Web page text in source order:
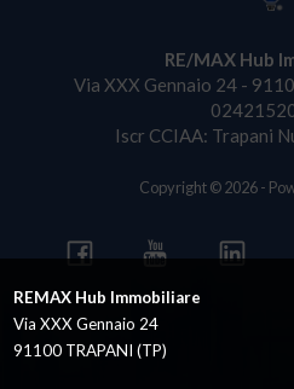
RE/MAX Hub
Via XXX Gennaio 24 -
Iscr CCIAA: Trapani
Copyright © 2026 -
REMAX Hub Immobiliare
Via XXX Gennaio 24
91100 TRAPANI (TP)